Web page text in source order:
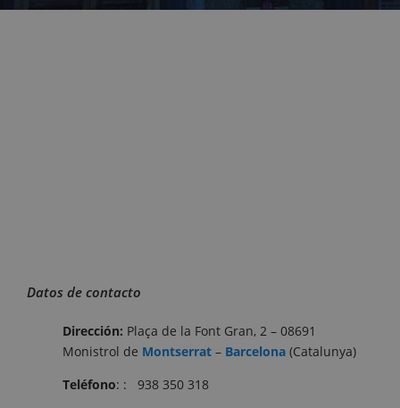
Datos de contacto
Dirección: Plaça de la Font Gran, 2 – 08691
Monistrol de Montserrat – Barcelona (Catalunya)
Teléfono: : 938 350 318